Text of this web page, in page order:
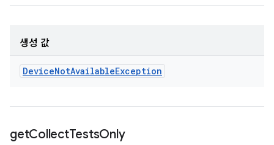
생성 값
DeviceNotAvailableException
getCollectTestsOnly